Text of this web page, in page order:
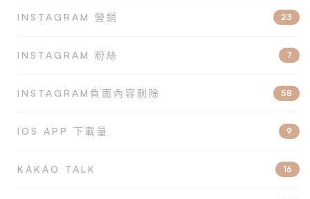
INSTAGRAM 營銷 23
INSTAGRAM 粉絲 7
INSTAGRAM負面內容刪除 58
IOS APP 下載量 9
KAKAO TALK 16